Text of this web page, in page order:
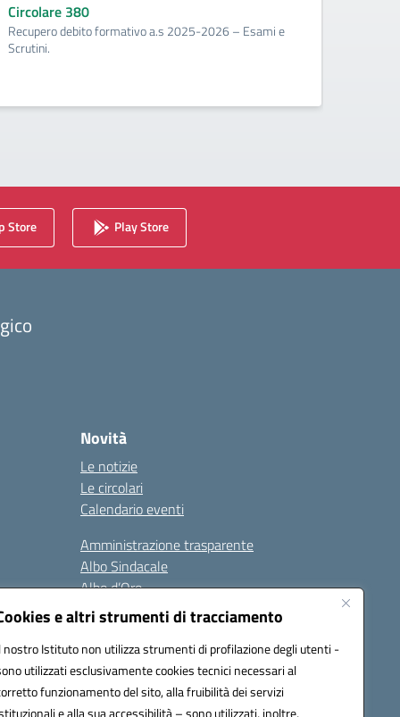
e altri strumenti di tracciamento
nostro Istituto non utilizza strumenti di profilazione degli utenti -
utilizzati esclusivamente cookies tecnici necessari al
funzionamento del sito, alla fruibilità dei servizi
e alla sua accessibilità – sono utilizzati, inoltre,
Circolare 380
Recupero debito formativo a.s 2025-2026 – Esami e
Scrutini.
Store Play Store
Novità
Le notizie
Le circolari
Calendario eventi
Amministrazione trasparente
Albo Sindacale
Albo d’Oro
Sicurezza
Erasmus
Seguici su: